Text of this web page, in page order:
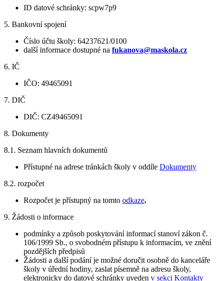
ID datové schránky: scpw7p9
5. Bankovní spojení
Číslo účtu školy: 64237621/0100
další informace dostupné na fukanova@maskola.cz
6. IČ
IČO: 49465091
7. DIČ
DIČ: CZ49465091
8. Dokumenty
8.1. Seznam hlavních dokumentů
Přístupné na adrese tránkách školy v oddíle Dokumenty
8.2. rozpočet
Rozpočet je přístupný na tomto odkaze.
9. Žádosti o informace
podmínky a způsob poskytování informací stanoví zákon č.
106/1999 Sb., o svobodném přístupu k informacím, ve znění
pozdějších předpisů
Žádosti a další podání je možné doručit osobně do kanceláře
školy v úřední hodiny, zaslat písemně na adresu školy,
elektronicky do datové schránky uveden v sekci Kontakty